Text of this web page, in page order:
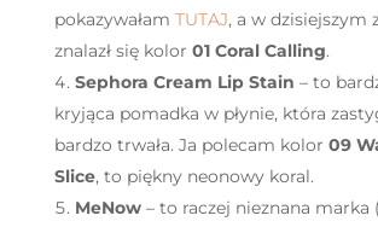
pokazywałam TUTAJ, a w dzisiejszym
znalazł się kolor 01 Coral Calling.
Sephora Cream Lip Stain – to
kryjąca pomadka w płynie, która
bardzo trwała. Ja polecam kolor 09
Slice, to piękny neonowy koral.
MeNow– to raczej nieznana marka